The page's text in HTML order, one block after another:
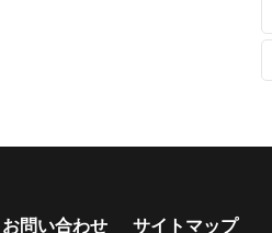
お問い合わせ サイトマップ